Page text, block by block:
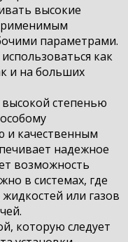
высокие
параметрами.
как
и на больших
высокой степенью
и качественным
надежное
возможность
в системах, где
или газов
которую следует